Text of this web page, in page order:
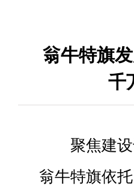
翁牛特旗
千
聚焦建
翁牛特旗依